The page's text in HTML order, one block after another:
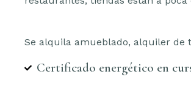
Se alquila amueblado, alquiler de
Certificado energético en